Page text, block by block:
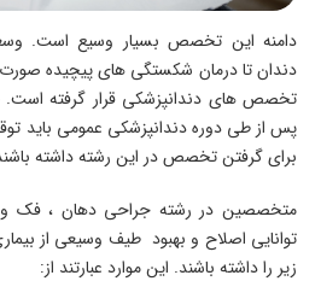
دامنه این تخصص بسیار وسیع است.
دندان تا درمان شکستگی های پیچیده
تخصص های دندانپزشکی قرار گرفته است.
پس از طی دوره دندانپزشکی عمومی باید
برای گرفتن تخصص در این رشته داشته
متخصصین در رشته جراحی دهان ، فک
توانایی اصلاح و بهبود طیف وسیعی از
زیر را داشته باشند. این موارد عبارتند از: